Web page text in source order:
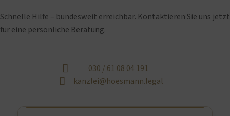
Schnelle Hilfe – bundesweit erreichbar. Kontaktieren Sie uns jetzt
für eine persönliche Beratung.
030 / 61 08 04 191
kanzlei@hoesmann.legal